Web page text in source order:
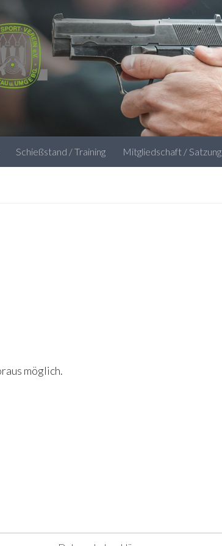
Schießstand / Training Mitgliedschaft / Satzung
möglich.